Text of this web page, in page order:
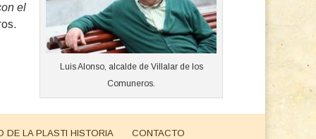
Luis Alonso, alcalde de Villalar de los
Comuneros.
el
DE LA PLASTI HISTORIA CONTACTO